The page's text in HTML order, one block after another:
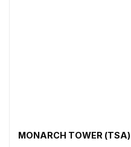
MONARCH TOWER (TSA)